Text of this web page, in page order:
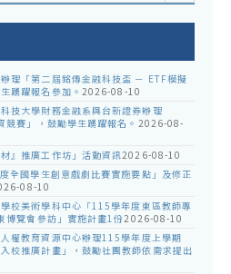
理「第二屆銘傳金融科技盃 － ETF模擬
踴躍報名參加。 2026-08-10
技大學財務金融系與台新證券辦理
競賽」，鼓勵學生踴躍報名。 2026-08-
』推廣工作坊」活動資訊2026-08-10
全國學生創意戲劇比賽實施要點」及修正
08-10
校美術學科中心「115學年度東區教師專
博覽會參訪」實施計畫1份2026-08-10
權教育資源中心辦理115學年度上學期
校推廣計畫」，鼓勵社團教師依需求提出